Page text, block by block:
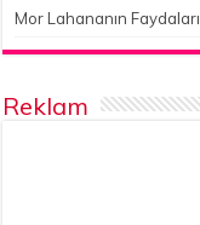
Mor Lahananın Faydaları
Reklam